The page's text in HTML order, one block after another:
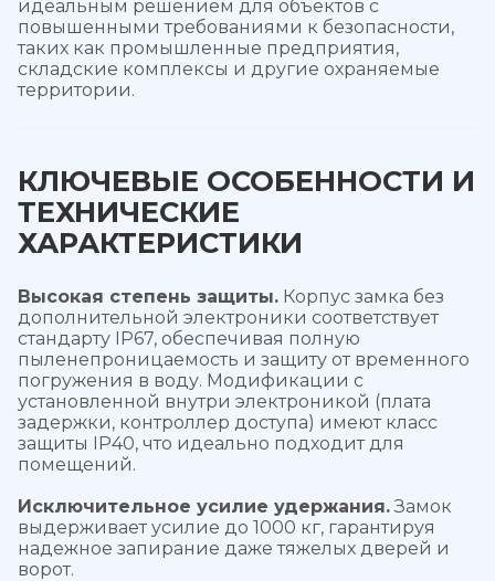
идеальным решением для объектов с
повышенными требованиями к безопасности,
таких как промышленные предприятия,
складские комплексы и другие охраняемые
территории.
КЛЮЧЕВЫЕ ОСОБЕННОСТИ И
ТЕХНИЧЕСКИЕ
ХАРАКТЕРИСТИКИ
Высокая степень защиты. Корпус замка без
дополнительной электроники соответствует
стандарту IP67, обеспечивая полную
пыленепроницаемость и защиту от временного
погружения в воду. Модификации с
установленной внутри электроникой (плата
задержки, контроллер доступа) имеют класс
защиты IP40, что идеально подходит для
помещений.
Исключительное усилие удержания.Замок
выдерживает усилие до 1000 кг, гарантируя
надежное запирание даже тяжелых дверей и
ворот.